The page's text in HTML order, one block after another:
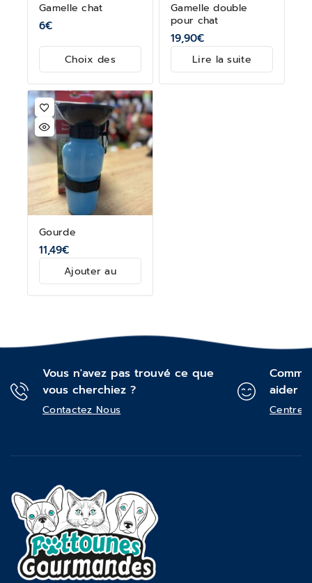
Gamelle chat
6€
Choix des
Gamelle double
pour chat
19,90€
Lire la suite
Gourde
11,49€
Ajouter au
Vous n'avez pas trouvé ce que
vous cherchiez ?
Contactez Nous
aider ?
Centre